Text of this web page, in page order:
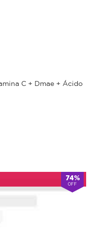
C + Dmae + Ácido
74%
OFF